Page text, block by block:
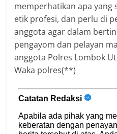
memperhatikan apa yang
etik profesi, dan perlu di
anggota agar dalam
pengayom dan pelayan
anggota Polres Lombok
Waka polres(**)